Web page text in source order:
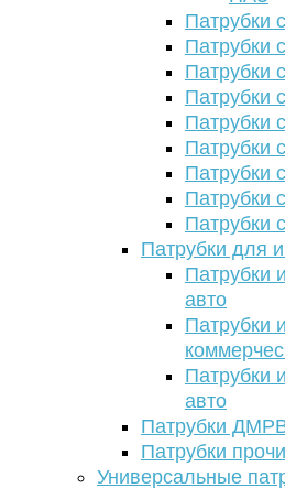
Патрубки
Патрубки
Патрубки
Патрубки
Патрубки
Патрубки
Патрубки
Патрубки
Патрубки
Патрубки для
Патрубки
авто
Патрубки
Патрубки
авто
Патрубки
Патрубки
Универсальные